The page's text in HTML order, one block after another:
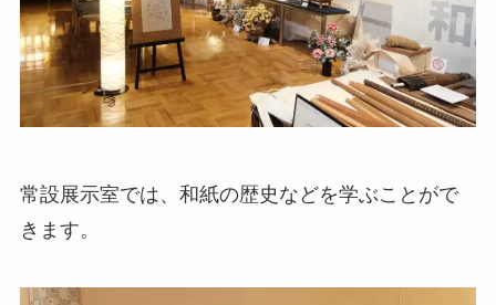
常設展示室では、和紙の歴史などを学ぶことがで
きます。